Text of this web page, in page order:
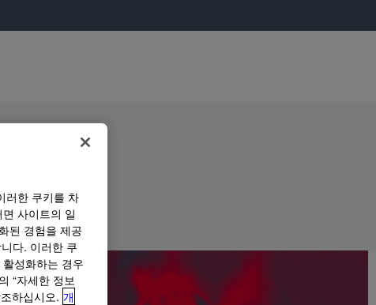
러한 쿠키를 차
사이트의 일
된 경험을 제공
다. 이러한 쿠
성화하는 경우
“자세한 정보
하십시오. 개